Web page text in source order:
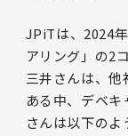
JPiTは、2024
アリング」の2
三井さんは、
ある中、デベ
さんは以下のよ